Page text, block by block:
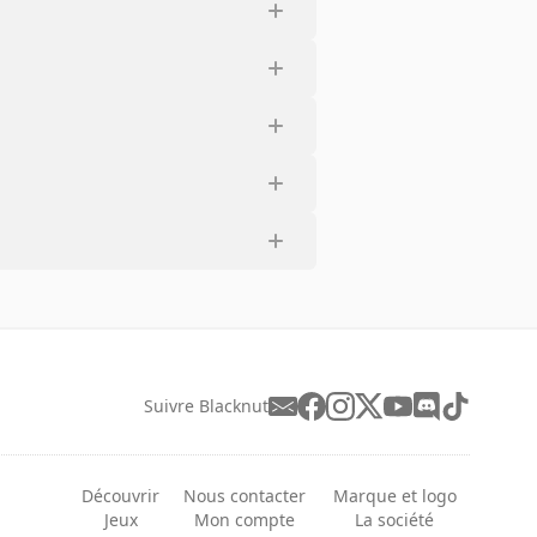
Suivre Blacknut
Découvrir
Jeux
Nous contacter
Mon compte
Marque et logo
La société